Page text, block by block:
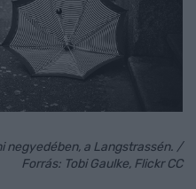
negyedében, a Langstrassén. /
Forrás: Tobi Gaulke, Flickr CC